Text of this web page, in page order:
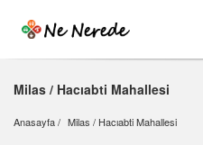
Milas / Hacıabti Mahallesi
Anasayfa Milas / Hacıabti Mahallesi